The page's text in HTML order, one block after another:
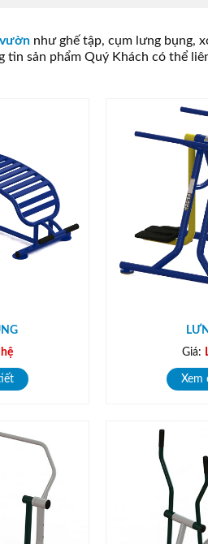
như ghế tập, cụm lưng bụng,
sản phẩm Quý Khách có thể
Giá:
Xem